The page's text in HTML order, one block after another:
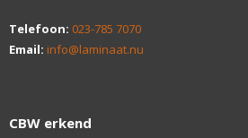
Telefoon: 023-785 7070
Email: info@laminaat.nu
CBW erkend